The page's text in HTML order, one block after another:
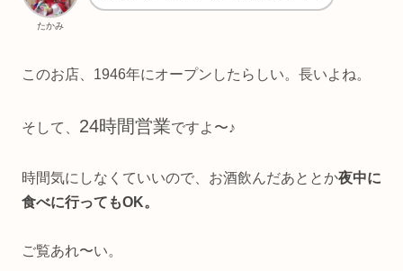
たかみ
このお店、1946年にオープンしたらしい。長いよね。
そして、 24時間営業ですよ〜♪
時間気にしなくていいので、お酒飲んだあととか夜中に
食べに行ってもOK。
ご覧あれ〜い。